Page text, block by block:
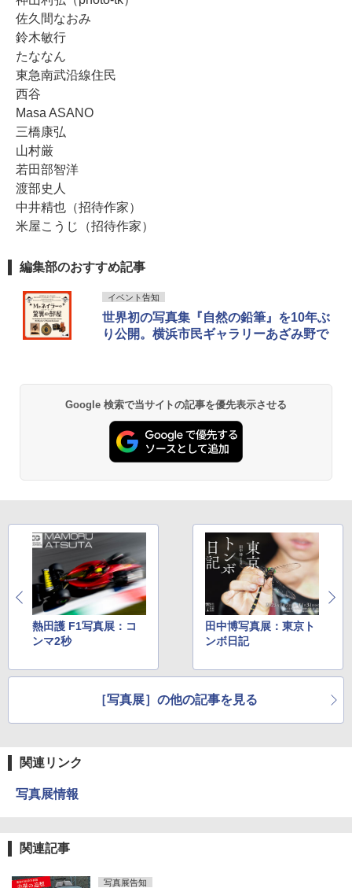
佐久間なおみ
鈴木敏行
たななん
東急南武沿線住民
西谷
Masa ASANO
三橋康弘
山村厳
若田部智洋
渡部史人
中井精也（招待作家）
米屋こうじ（招待作家）
編集部のおすすめ記事
イベント告知
世界初の写真集『自然の鉛筆』を10年ぶ
り公開。横浜市民ギャラリーあざみ野で
Google 検索で当サイトの記事を優先表示させる
熱田護 F1写真展：コ
ンマ2秒
田中博写真展：東京ト
ンボ日記
［写真展］の他の記事を見る
関連リンク
写真展情報
関連記事
写真展告知